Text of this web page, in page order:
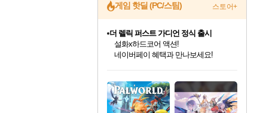
게임 핫딜 (PC/스팀) 스토어+
최대 90% 할인가를 만나보세요!
네이버혜택과 함께 만나보세요!
50%할인&추가 적립까지!
네이버 포인트 혜택까지!
이니&베니 혜택까지!
네이버 혜택가와 함께 예약하세요!
할인&네이버혜택으로 만나보세요!
더 렐릭 퍼스트 가디언 정식 출시
설화x하드코어 액션!
네이버페이 혜택과 만나보세요!
40주년 프로모션으로 만나보세요!
할인가에 만나보세요!
일부 에디션 상시 할인!
혜택으로 예약 판매 중
편안하게 충전하세요